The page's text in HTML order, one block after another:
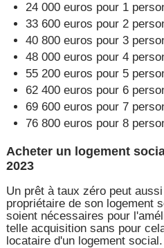
24 000 euros pour 1
33 600 euros pour 2
40 800 euros pour 3
48 000 euros pour 4
55 200 euros pour 5
62 400 euros pour 6
69 600 euros pour 7
76 800 euros pour 8
Acheter un logement
2023
Un prêt à taux zéro peut
propriétaire de son logement
soient nécessaires pour
telle acquisition sans pour
locataire d'un logement social.